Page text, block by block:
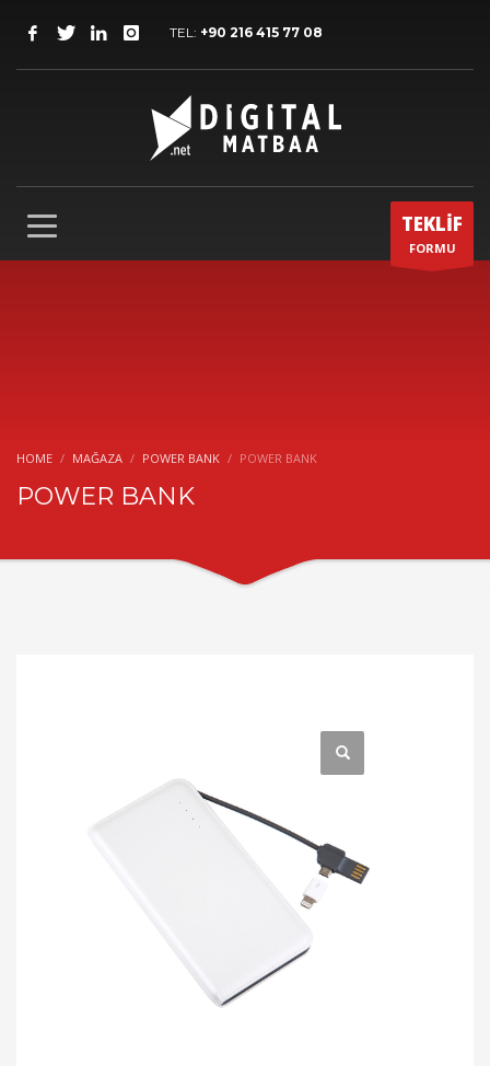
TEL: +90 216 415 77 08
TEKLİF
FORMU
HOME MAĞAZA POWER BANK POWER BANK
POWER BANK